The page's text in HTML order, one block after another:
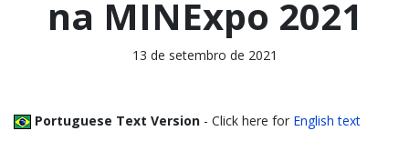
na MINExpo 2021
13 de setembro de 2021
Portuguese Text Version - Click here for English text